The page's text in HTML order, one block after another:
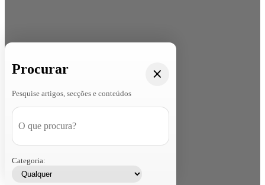
Procurar
Pesquise artigos, secções e conteúdos
Categoria: